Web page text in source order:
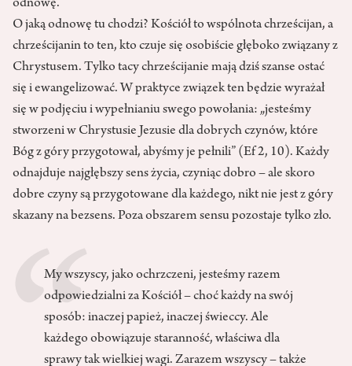
odnowę.
O jaką odnowę tu chodzi? Kościół to wspólnota chrześcijan, a
chrześcijanin to ten, kto czuje się osobiście głęboko związany z
Chrystusem. Tylko tacy chrześcijanie mają dziś szanse ostać
się i ewangelizować. W praktyce związek ten będzie wyrażał
się w podjęciu i wypełnianiu swego powołania: „jesteśmy
stworzeni w Chrystusie Jezusie dla dobrych czynów, które
Bóg z góry przygotował, abyśmy je pełnili” (Ef 2, 10). Każdy
odnajduje najgłębszy sens życia, czyniąc dobro – ale skoro
dobre czyny są przygotowane dla każdego, nikt nie jest z góry
skazany na bezsens. Poza obszarem sensu pozostaje tylko zło.
My wszyscy, jako ochrzczeni, jesteśmy razem
odpowiedzialni za Kościół – choć każdy na swój
sposób: inaczej papież, inaczej świeccy. Ale
każdego obowiązuje staranność, właściwa dla
sprawy tak wielkiej wagi. Zarazem wszyscy – także